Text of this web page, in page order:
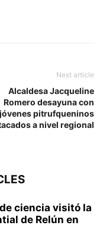
Next article
Alcaldesa Jacqueline
Romero desayuna con
jóvenes pitrufqueninos
a nivel regional
ciencia visitó la
de Relún en